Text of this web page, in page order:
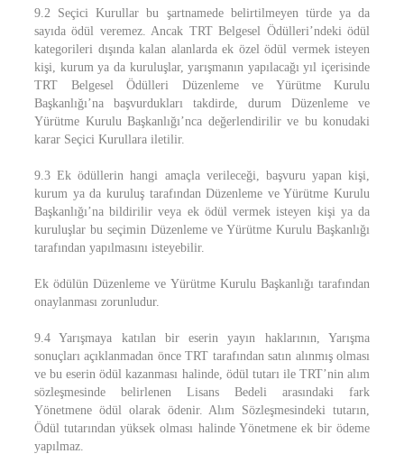
9.2 Seçici Kurullar bu şartnamede belirtilmeyen türde ya da
sayıda ödül veremez. Ancak TRT Belgesel Ödülleri’ndeki ödül
kategorileri dışında kalan alanlarda ek özel ödül vermek isteyen
kişi, kurum ya da kuruluşlar, yarışmanın yapılacağı yıl içerisinde
TRT Belgesel Ödülleri Düzenleme ve Yürütme Kurulu
Başkanlığı’na başvurdukları takdirde, durum Düzenleme ve
Yürütme Kurulu Başkanlığı’nca değerlendirilir ve bu konudaki
karar Seçici Kurullara iletilir.
9.3 Ek ödüllerin hangi amaçla verileceği, başvuru yapan kişi,
kurum ya da kuruluş tarafından Düzenleme ve Yürütme Kurulu
Başkanlığı’na bildirilir veya ek ödül vermek isteyen kişi ya da
kuruluşlar bu seçimin Düzenleme ve Yürütme Kurulu Başkanlığı
tarafından yapılmasını isteyebilir.
Ek ödülün Düzenleme ve Yürütme Kurulu Başkanlığı tarafından
onaylanması zorunludur.
9.4 Yarışmaya katılan bir eserin yayın haklarının, Yarışma
sonuçları açıklanmadan önce TRT tarafından satın alınmış olması
ve bu eserin ödül kazanması halinde, ödül tutarı ile TRT’nin alım
sözleşmesinde belirlenen Lisans Bedeli arasındaki fark
Yönetmene ödül olarak ödenir. Alım Sözleşmesindeki tutarın,
Ödül tutarından yüksek olması halinde Yönetmene ek bir ödeme
yapılmaz.